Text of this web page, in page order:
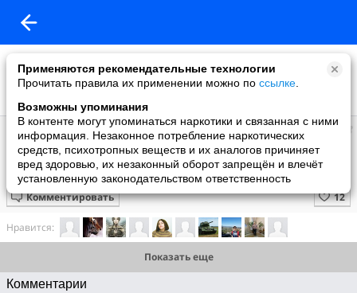
Применяются рекомендательные технологии
Прочитать правила их применении можно по ссылке
Возможны упоминания
В контенте могут упоминаться наркотики и связанная с ними
информация. Незаконное потребление наркотических
средств, психотропных веществ и их аналогов причиняет
вред здоровью, их незаконный оборот запрещён и влечёт
установленную законодательством ответственность
Супер топ
добавил видео
1 июня
Черно-хвостая птица Годвита
Комментировать
Нравится:
Показать еще
Комментарии